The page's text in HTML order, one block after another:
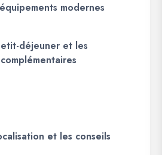
modernes
déjeuner et les
et les conseils